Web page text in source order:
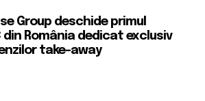
Group deschide primul
România dedicat exclusiv
take-away